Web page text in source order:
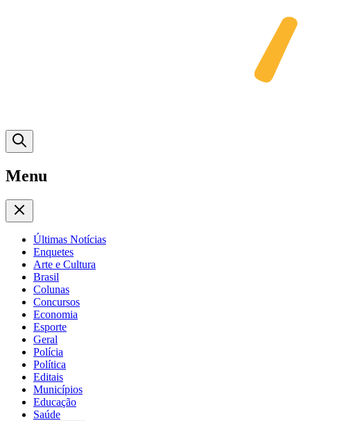
Menu
Últimas Notícias
Enquetes
Arte e Cultura
Brasil
Colunas
Concursos
Economia
Esporte
Geral
Polícia
Política
Editais
Municípios
Educação
Saúde